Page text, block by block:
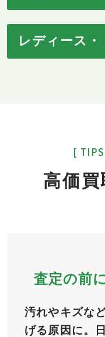
レディース・
[
高価買
査定の前
汚れやキズな
げる原因に。